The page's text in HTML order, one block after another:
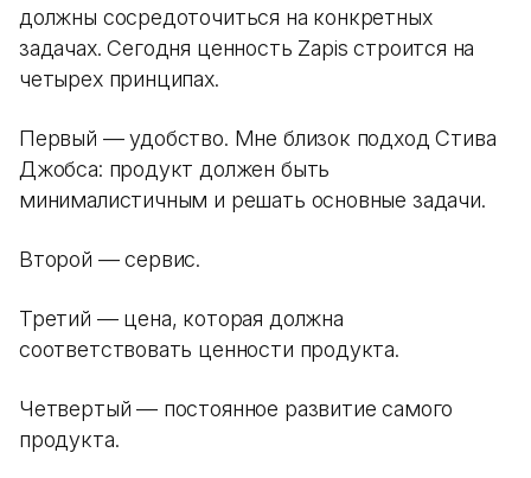
должны сосредоточиться на конкретных
задачах. Сегодня ценность Zapis строится на
четырех принципах.
Первый — удобство. Мне близок подход Стива
Джобса: продукт должен быть
минималистичным и решать основные задачи.
Второй — сервис.
Третий — цена, которая должна
соответствовать ценности продукта.
Четвертый — постоянное развитие самого
продукта.